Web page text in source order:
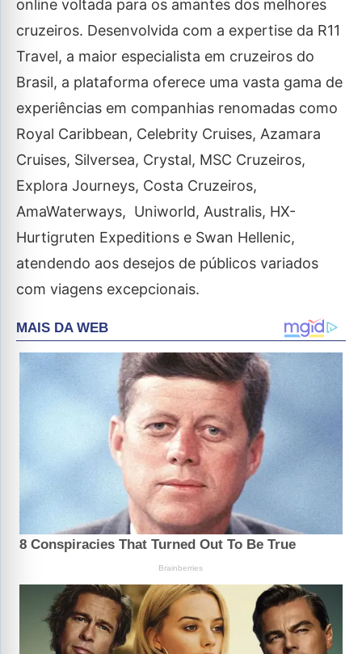
online voltada para os amantes dos melhores
cruzeiros. Desenvolvida com a expertise da R11
Travel, a maior especialista em cruzeiros do
Brasil, a plataforma oferece uma vasta gama de
experiências em companhias renomadas como
Royal Caribbean, Celebrity Cruises, Azamara
Cruises, Silversea, Crystal, MSC Cruzeiros,
Explora Journeys, Costa Cruzeiros,
AmaWaterways, Uniworld, Australis, HX-
Hurtigruten Expeditions e Swan Hellenic,
atendendo aos desejos de públicos variados
com viagens excepcionais.